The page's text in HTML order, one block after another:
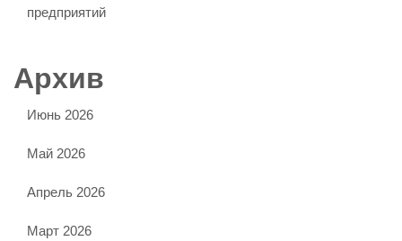
предприятий
Архив
Июнь 2026
Май 2026
Апрель 2026
Март 2026